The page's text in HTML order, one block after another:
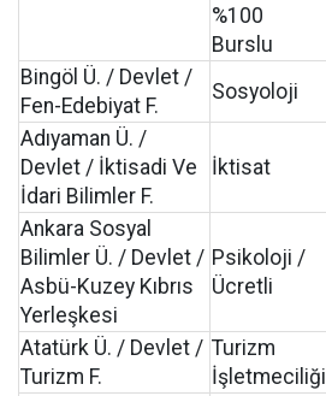
%100
Burslu
Bingöl Ü. / Devlet /
Fen-Edebiyat F.
Sosyoloji
Adıyaman Ü. /
Devlet / İktisadi Ve
İdari Bilimler F.
İktisat
Ankara Sosyal
Bilimler Ü. / Devlet /
Asbü-Kuzey Kıbrıs
Yerleşkesi
Psikoloji /
Ücretli
Atatürk Ü. / Devlet /
Turizm F.
Turizm
İşletmeciliği